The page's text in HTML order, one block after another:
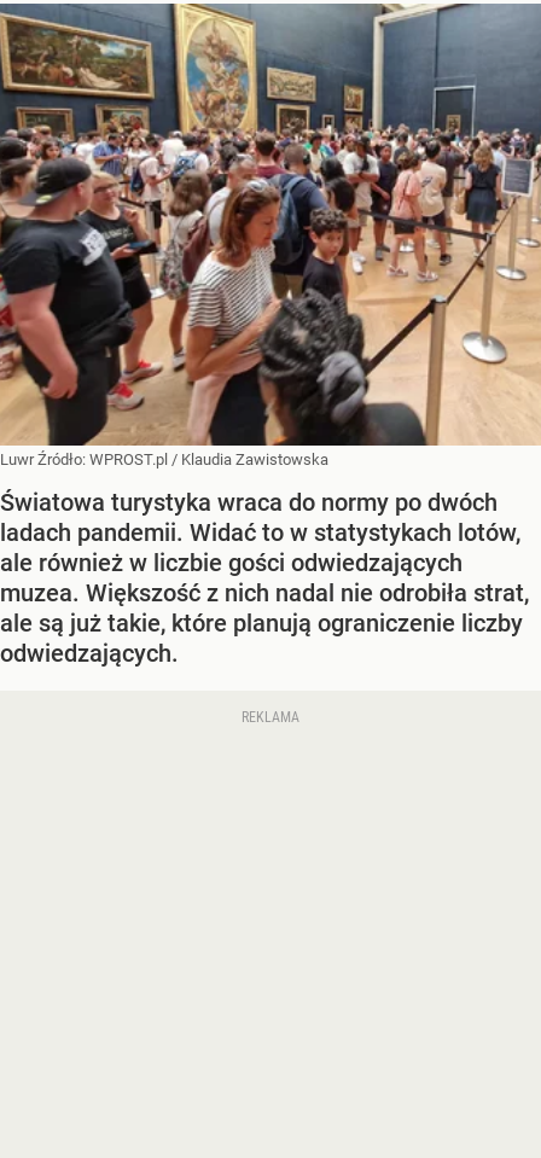
LuwrŹródło: WPROST.pl / Klaudia Zawistowska
Światowa turystyka wraca do normy po dwóch
ladach pandemii. Widać to w statystykach lotów,
ale również w liczbie gości odwiedzających
muzea. Większość z nich nadal nie odrobiła strat,
ale są już takie, które planują ograniczenie liczby
odwiedzających.